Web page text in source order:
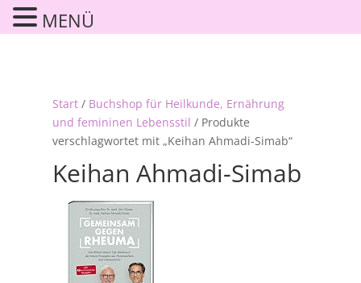
Start/ Buchshop für Heilkunde, Ernährung
und femininen Lebensstil / Produkte
verschlagwortet mit „Keihan Ahmadi-Simab“
Keihan Ahmadi-Simab
MENÜ